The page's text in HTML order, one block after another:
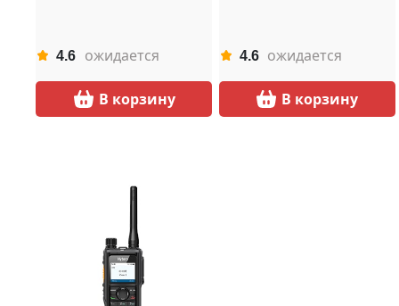
4.6 ожидается
В корзину
4.6 ожидается
В корзину